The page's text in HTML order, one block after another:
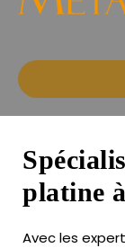
l'Ouest
platine
Avec les